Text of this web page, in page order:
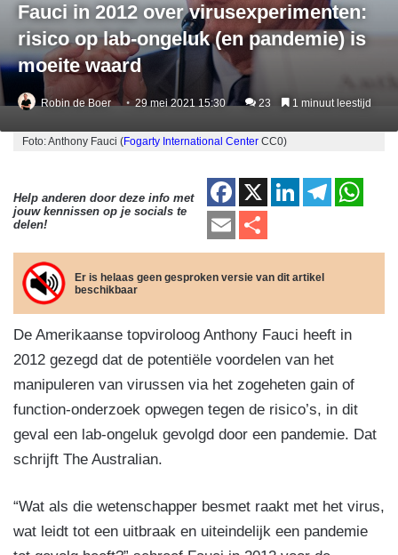
Fauci in 2012 over virusexperimenten:
risico op lab-ongeluk (en pandemie) is
moeite waard
Robin de Boer 29 mei 2021 15:30 23 1 minuut leestijd
Foto: Anthony Fauci (Fogarty International Center CC0)
Help anderen door deze info met
jouw kennissen op je socials te
delen!
F
a
c
e
b
o
o
k
X
Li
k
e
dI
n
T
e
a
m
at
A
E
m
ail
el
e
n
Er is helaas geen gesproken versie van dit artikel
beschikbaar
De Amerikaanse topviroloog Anthony Fauci heeft in
2012 gezegd dat de potentiële voordelen van het
manipuleren van virussen via het zogeheten gain of
function-onderzoek opwegen tegen de risico’s, in dit
geval een lab-ongeluk gevolgd door een pandemie. Dat
schrijft The Australian.
“Wat als die wetenschapper besmet raakt met het virus,
wat leidt tot een uitbraak en uiteindelijk een pandemie